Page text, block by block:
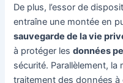
De plus, l’essor de
entraîne une montée en
sauvegarde de la vie
à protéger lesdonnées
sécurité. Parallèlement,
traitement des données